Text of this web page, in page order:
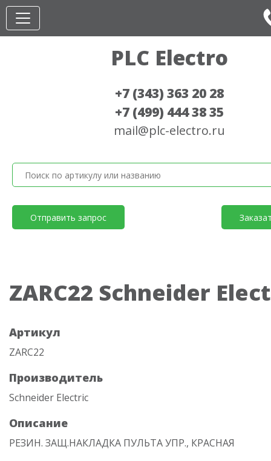
PLC Electro
+7 (343) 363 20 28
+7 (499) 444 38 35
mail@plc-electro.ru
Отправить запрос
ZARC22 Schneider
Артикул
ZARC22
Производитель
Schneider Electric
Описание
РЕЗИН. ЗАЩ.НАКЛАДКА ПУЛЬТА УПР., КРАСНАЯ